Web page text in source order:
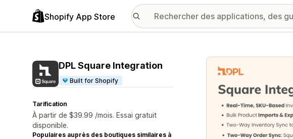
Shopify App Store
DPL Square Integration
Built for Shopify
Tarification
À partir de $39.99 /mois. Essai gratuit
disponible.
Populaires auprès des boutiques similaires à
Galerie d’images vedette